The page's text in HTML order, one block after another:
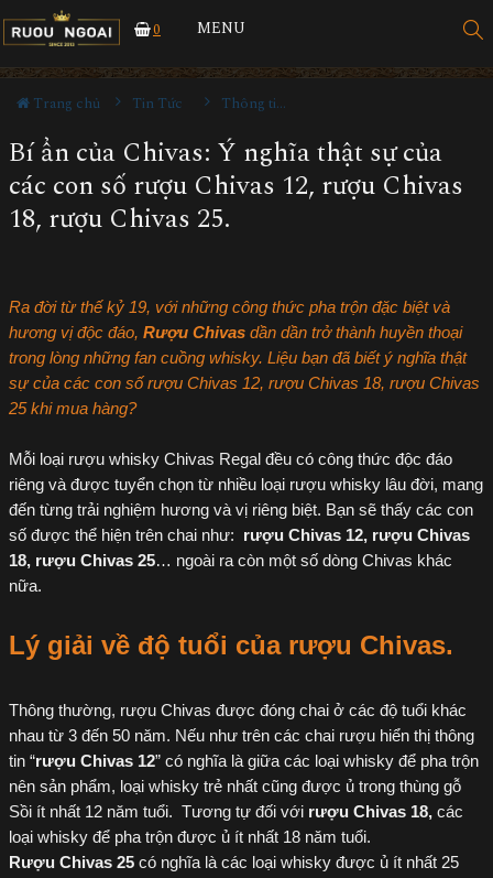
0 MENU
Trang chủ Tin Tức Thông tin Rượu ngoại
Bí ẩn của Chivas: Ý nghĩa thật sự của
các con số rượu Chivas 12, rượu Chivas
18, rượu Chivas 25.
Ra đời từ thế kỷ 19, với những công thức pha trộn đặc biệt và
hương vị độc đáo, Rượu Chivas dần dần trở thành huyền thoại
trong lòng những fan cuồng whisky. Liệu bạn đã biết ý nghĩa thật
sự của các con số rượu Chivas 12, rượu Chivas 18, rượu Chivas
25 khi mua hàng?
Mỗi loại rượu whisky Chivas Regal đều có công thức độc đáo
riêng và được tuyển chọn từ nhiều loại rượu whisky lâu đời, mang
đến từng trải nghiệm hương và vị riêng biệt. Bạn sẽ thấy các con
số được thể hiện trên chai như: rượu Chivas 12, rượu Chivas
18, rượu Chivas 25… ngoài ra còn một số dòng Chivas khác
nữa.
Lý giải về độ tuổi của rượu Chivas.
Thông thường, rượu Chivas được đóng chai ở các độ tuổi khác
nhau từ 3 đến 50 năm. Nếu như trên các chai rượu hiển thị thông
tin “rượu Chivas 12” có nghĩa là giữa các loại whisky để pha trộn
nên sản phẩm, loại whisky trẻ nhất cũng được ủ trong thùng gỗ
Sồi ít nhất 12 năm tuổi. Tương tự đối với rượu Chivas 18, các
loại whisky để pha trộn được ủ ít nhất 18 năm tuổi.
Rượu Chivas 25 có nghĩa là các loại whisky được ủ ít nhất 25